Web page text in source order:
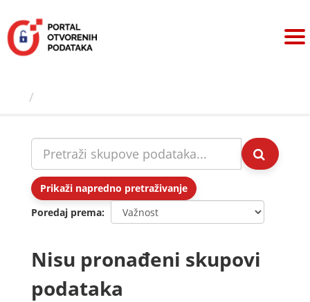
sadržaj
Prikaži napredno pretraživanje
Poredaj prema
Nisu pronađeni skupovi
podataka